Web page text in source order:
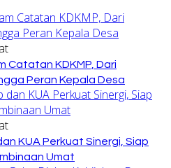
Catatan KDKMP, Dari
Peran Kepala Desa
KUA Perkuat Sinergi, Siap
Umat